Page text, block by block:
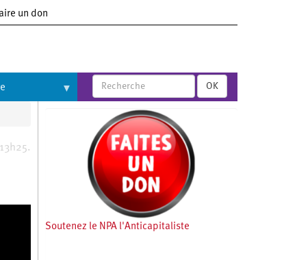
un don
OK
Soutenez le NPA l'Anticapitaliste